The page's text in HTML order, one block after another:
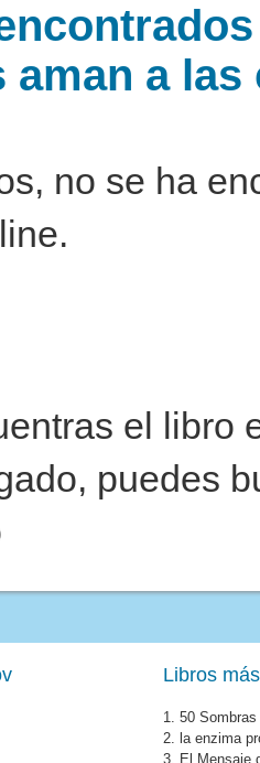
aman a
no se ha
el libro
puedes
Libros
1. 50
2. la enzima
3. El Mensaje